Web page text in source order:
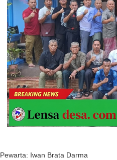
Pewarta: Iwan Brata Darma